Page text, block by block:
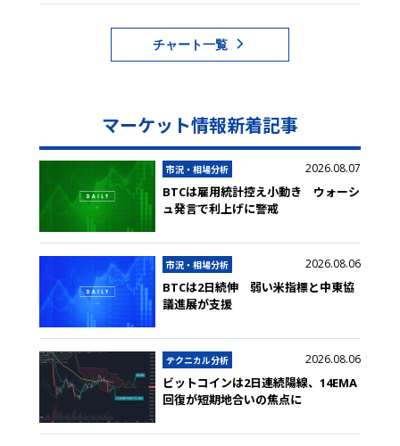
チャート一覧
マーケット情報新着記事
市況・相場分析 2026.08.07
BTCは雇用統計控え小動き ウォーシ
ュ発言で利上げに警戒
市況・相場分析 2026.08.06
BTCは2日続伸 弱い米指標と中東協
議進展が支援
テクニカル分析 2026.08.06
ビットコインは2日連続陽線、14EMA
回復が短期地合いの焦点に